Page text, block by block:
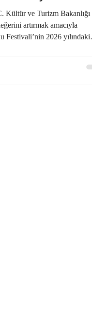
Kültür ve Turizm Bakanlığı
artırmak amacıyla
2026 yılındaki
kültür ve sanata doydu.